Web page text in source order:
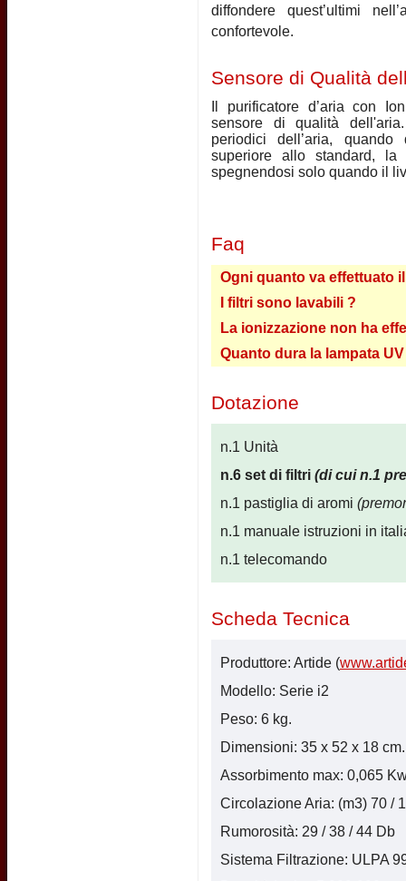
diffondere quest’ultimi
confortevole.
Sensore di Qualità
Il purificatore d’aria con
sensore di qualità
periodici dell’aria,
superiore allo standard,
spegnendosi solo quando il
Faq
Ogni quanto va effettuato
I filtri sono lavabili ?
La ionizzazione non ha
Quanto dura la lampata
Dotazione
n.1 Unità
n.6 set di filtri (di cui n.1
n.1 pastiglia di aromi
n.1 manuale istruzioni in
n.1 telecomando
Scheda Tecnica
Produttore: Artide (
Modello: Serie i2
Peso: 6 kg.
Dimensioni: 35 x 52 x 18
Assorbimento max: 0,065
Circolazione Aria: (m3) 70 /
Rumorosità: 29 / 38 / 44 Db
Sistema Filtrazione: ULPA